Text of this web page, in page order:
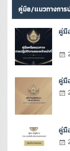
คู่มือ/แนวทางการ
คู่มื
คู่มื
คู่มื